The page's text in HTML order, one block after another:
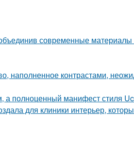
современные
наполненное контрастами,
а полноценный манифест стиля
для клиники интерьер,